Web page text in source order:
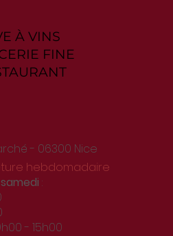
À VINS
FINE
- 06300 Nice
hebdomadaire
:
- 15h00